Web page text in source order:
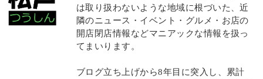
は取り扱わないような地域に根づいた、近
隣のニュース・イベント・グルメ・お店の
開店閉店情報などマニアックな情報を扱っ
てまいります。
ブログ立ち上げから8年目に突入し、累計